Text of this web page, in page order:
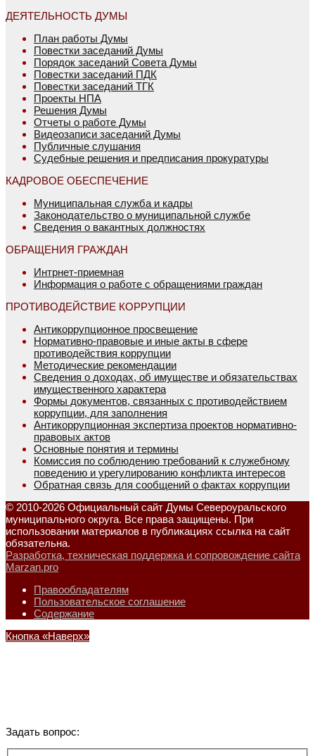
ДЕЯТЕЛЬНОСТЬ ДУМЫ
План работы Думы
Повестки заседаний Думы
Порядок заседаний Совета Думы
Повестки заседаний ПДК
Повестки заседаний ТГК
Проекты НПА
Решения Думы
Отчеты о работе Думы
Видеозаписи заседаний Думы
Публичные слушания
Судебные решения и предписания прокуратуры
КАДРОВОЕ ОБЕСПЕЧЕНИЕ
Муниципальная служба и кадры
Законодательство о муниципальной службе
Сведения о вакантных должностях
ОБРАЩЕНИЯ ГРАЖДАН
Интрнет-приемная
Информация о работе с обращениями граждан
ПРОТИВОДЕЙСТВИЕ КОРРУПЦИИ
Антикоррупционное просвещение
Нормативно-правовые и иные акты в сфере
противодействия коррупции
Методические рекомендации
Сведения о доходах, об имуществе и обязательствах
имущественного характера
Формы документов, связанных с противодействием
коррупции, для заполнения
Антикоррупционная экспертиза проектов нормативно-
правовых актов
Основные понятия и термины
Комиссия по соблюдению требований к служебному
поведению и урегулированию конфликта интересов
Обратная связь для сообщений о фактах коррупции
© 2010-2026 Официальный сайт Думы Североуральского
муниципального округа. Все права защищены. При
использовании материалов в публикациях ссылка на сайт
обязательна.
Разработка, техническая поддержка и сопровождение сайта
Marzan.pro
Правообладателям
Пользовательское соглашение
Содержание
Кнопка «Наверх»
Задать вопрос: